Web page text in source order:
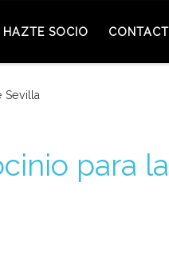
HAZTE SOCIO
Sevilla
para